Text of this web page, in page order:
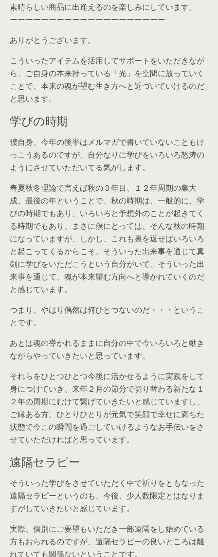
素晴らしい商品に出逢えるのを楽しみにしています。
ーーーーーーーーーーーーーーーーーーーー
ありがとうございます。
こういったアイテムを活用してサポートをいただきなが
ら、ご自身の本来持っている「光」を空間に放っていく
ことで、本来の魂が望む生き方へと近づいていけるのだ
と思います。
学びの時期
僕自身、今年の後半はメルマガで書いていないこともけ
っこうあるのですが、自分なりに学びをいろいろ怒涛の
ようにさせていただいてる気がします。
春夏秋冬理論で言えば秋の３年目、１２年周期の集大
成、最後の年ということで、秋の時期は、一般的に、学
びの時期でもあり、いろいろと予想外のことが起きてく
る時期でもあり、まさに僕にとっては、そんな秋の時期
になっていますが、しかし、これも裏を返せばいろいろ
と起こってくるからこそ、そういった出来事を通じて真
剣に学びをいただこうという自分がいて、そういった出
来事を通じて、魂が本来望む方向へと導かれていくのだ
と感じています。
つまり、やはり偶然は何ひとつないのだ・・・というこ
とです。
あとは魂の導かれるままに自分の中で今いろいろと動き
ながらやっていきたいと思っています。
それらをひとつひとつ今後に活かせるように実践をして
身につけていき、来年２月の節分で切り替わる新たな１
２年の周期にむけて繋げていきたいと感じていますし、
ご縁ある方、ひとりひとりが元気で笑顔で幸せに満ちた
状態で今この瞬間を過ごしていけるようなお手伝いをさ
せていただければと思っています。
遠隔セラピー
そういった学びをさせていただく中で祈りをともなった
遠隔セラピーというのも、今後、少人数限定とはなりま
すがしていきたいと感じています。
実際、個別にご要望もいただき一部遠隔をし始めている
方もおられるのですが、遠隔セラピーの良いところは離
れていても関係ないということです。